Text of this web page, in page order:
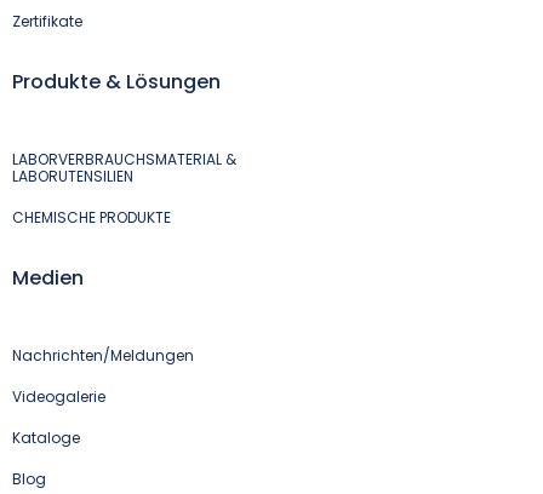
Zertifikate
Produkte & Lösungen
LABORVERBRAUCHSMATERIAL &
LABORUTENSILIEN
CHEMISCHE PRODUKTE
Medien
Nachrichten/Meldungen
Videogalerie
Kataloge
Blog